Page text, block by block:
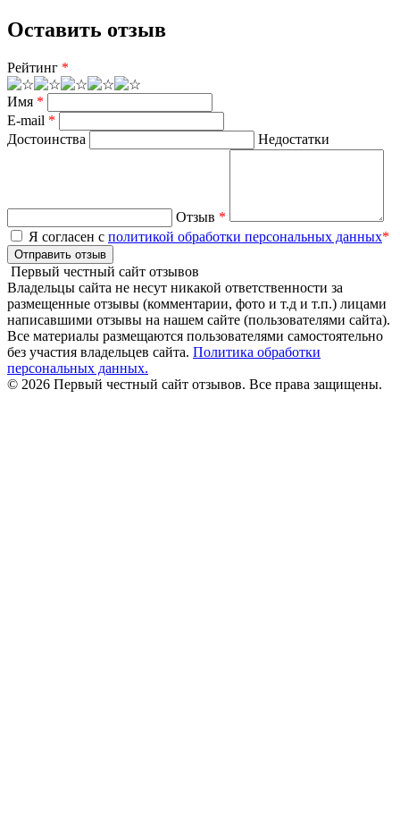
Оставить отзыв
Рейтинг *
Имя *
E-mail *
Достоинства
Недостатки
Отзыв *
Я согласен с политикой обработки персональных данных*
Отправить отзыв
Первый честный сайт отзывов
Владельцы сайта не несут никакой ответственности за
размещенные отзывы (комментарии, фото и т.д и т.п.) лицами
написавшими отзывы на нашем сайте (пользователями сайта).
Все материалы размещаются пользователями самостоятельно
без участия владельцев сайта. Политика обработки
персональных данных.
© 2026 Первый честный сайт отзывов. Все права защищены.